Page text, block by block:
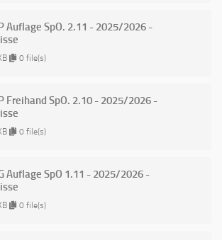
Auflage SpO. 2.11 - 2025/2026 -
0 file(s)
Freihand SpO. 2.10 - 2025/2026 -
0 file(s)
Auflage SpO 1.11 - 2025/2026 -
0 file(s)